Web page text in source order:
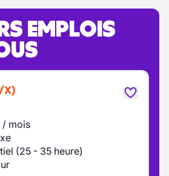
EMPLOIS
X)
/ mois
(25 - 35 heure)